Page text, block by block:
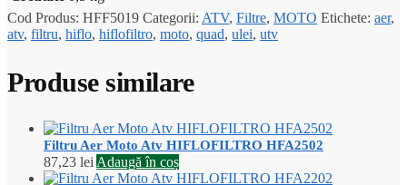
Cod Produs: HFF5019 Categorii: ATV, Filtre, MOTO Etichete: aer,
atv, filtru, hiflo, hiflofiltro, moto, quad, ulei, utv
Produse similare
Filtru Aer Moto Atv HIFLOFILTRO HFA2502
87,23 leiAdaugă în coș